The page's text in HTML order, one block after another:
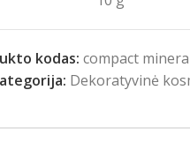
kodas: compact
Dekoratyvinė